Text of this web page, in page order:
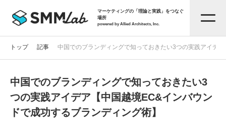
マーケティングの「理論と実践」をつなぐ
場所
powered by Allied Architects, Inc.
記事一覧
タグから探す
トップ 記事 中国でのブランディングで知っておきたい3つの実践アイデ
中国でのブランディングで知っておきたい3
つの実践アイデア【中国越境EC&インバウン
ドで成功するブランディング術】